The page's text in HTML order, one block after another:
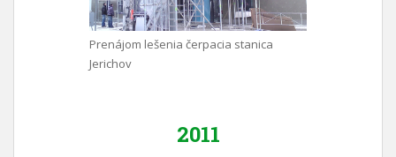
Prenájom lešenia čerpacia stanica
Jerichov
2011